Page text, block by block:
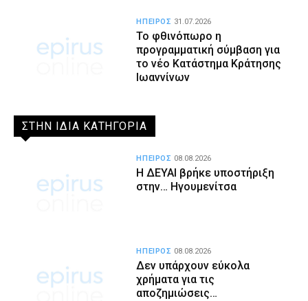
Το φθινόπωρο η
προγραμματική σύμβαση για
το νέο Κατάστημα Κράτησης
Ιωαννίνων
ΗΠΕΙΡΟΣ 31.07.2026
ΣΤΗΝ ΙΔΙΑ ΚΑΤΗΓΟΡΙΑ
Η ΔΕΥΑΙ βρήκε υποστήριξη
στην… Ηγουμενίτσα
ΗΠΕΙΡΟΣ 08.08.2026
Δεν υπάρχουν εύκολα
χρήματα για τις
αποζημιώσεις…
ΗΠΕΙΡΟΣ 08.08.2026